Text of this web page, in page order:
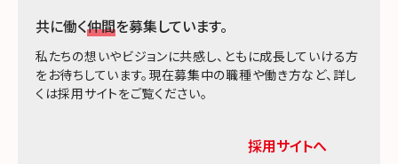
共に働く仲間を募集しています。
私たちの想いやビジョンに共感し、ともに成長していける方
をお待ちしています。現在募集中の職種や働き方など、詳し
くは採用サイトをご覧ください。
採用サイトへ